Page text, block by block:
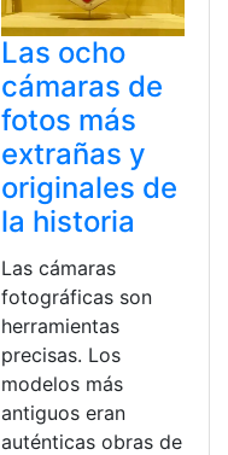
Las ocho
cámaras de
fotos más
extrañas y
originales de
la historia
Las cámaras
fotográficas son
herramientas
precisas. Los
modelos más
antiguos eran
auténticas obras de